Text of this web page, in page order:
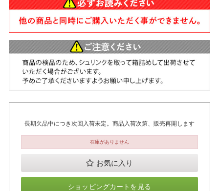
長期欠品中につき次回入荷未定。商品入荷次第、販売再開します
在庫がありません
お気に入り
ショッピングカートを見る